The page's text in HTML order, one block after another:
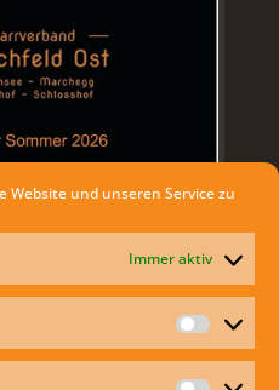
Website und unseren Service zu
Immer aktiv